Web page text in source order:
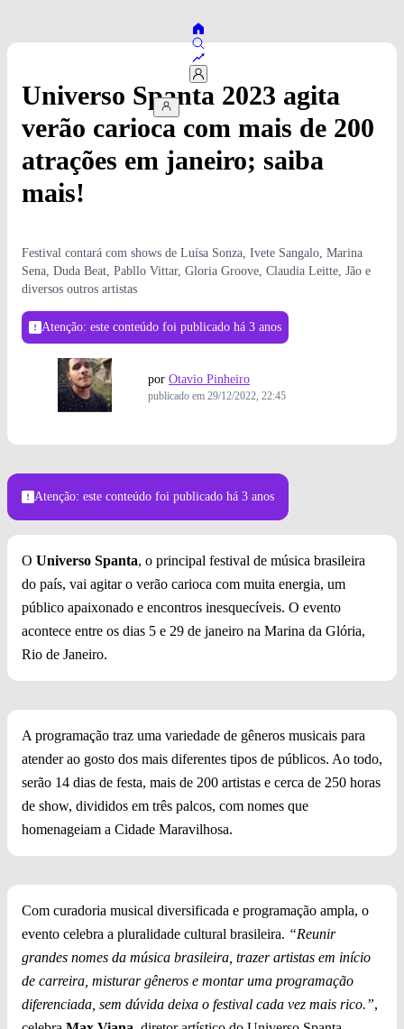
Universo Spanta 2023 agita
verão carioca com mais de 200
atrações em janeiro; saiba
mais!
Festival contará com shows de Luísa Sonza, Ivete Sangalo, Marina
Sena, Duda Beat, Pabllo Vittar, Gloria Groove, Claudia Leitte, Jão e
diversos outros artistas
Atenção: este conteúdo foi publicado há 3 anos
por Otavio Pinheiro
publicado em 29/12/2022, 22:45
Atenção: este conteúdo foi publicado há 3 anos
O Universo Spanta, o principal festival de música brasileira
do país, vai agitar o verão carioca com muita energia, um
público apaixonado e encontros inesquecíveis. O evento
acontece entre os dias 5 e 29 de janeiro na Marina da Glória,
Rio de Janeiro.
A programação traz uma variedade de gêneros musicais para
atender ao gosto dos mais diferentes tipos de públicos. Ao todo,
serão 14 dias de festa, mais de 200 artistas e cerca de 250 horas
de show, divididos em três palcos, com nomes que
homenageiam a Cidade Maravilhosa.
Com curadoria musical diversificada e programação ampla, o
evento celebra a pluralidade cultural brasileira. “Reunir
grandes nomes da música brasileira, trazer artistas em início
de carreira, misturar gêneros e montar uma programação
diferenciada, sem dúvida deixa o festival cada vez mais rico.”,